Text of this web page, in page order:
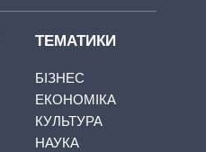
ТЕМАТИКИ
БІЗНЕС
ЕКОНОМІКА
КУЛЬТУРА
НАУКА